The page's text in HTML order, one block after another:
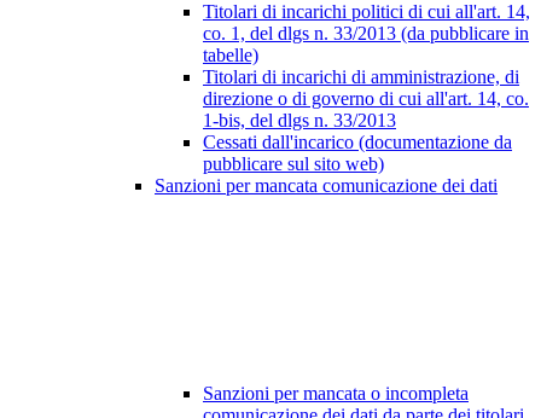
Titolari di incarichi politici di cui all'art. 14,
co. 1, del dlgs n. 33/2013 (da pubblicare in
tabelle)
Titolari di incarichi di amministrazione, di
direzione o di governo di cui all'art. 14, co.
1-bis, del dlgs n. 33/2013
Cessati dall'incarico (documentazione da
pubblicare sul sito web)
Sanzioni per mancata comunicazione dei dati
Sanzioni per mancata o incompleta